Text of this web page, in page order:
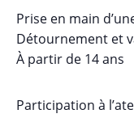
Prise en main
Détournement et
À partir de 14 ans
Participation à